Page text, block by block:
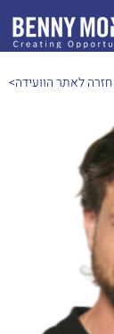
<חזרה לאתר הוועידה